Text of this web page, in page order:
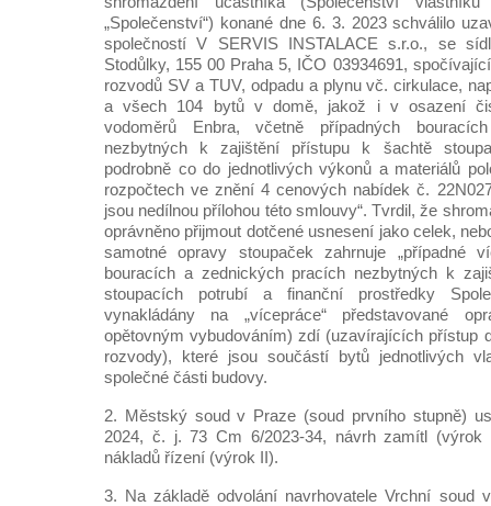
„Společenství“) konané dne 6. 3. 2023 schválilo
společností V SERVIS INSTALACE s.r.o., se
Stodůlky, 155 00 Praha 5, IČO 03934691,
rozvodů SV a TUV, odpadu a plynu vč. cirkulace,
a všech 104 bytů v domě, jakož i v osazení
vodoměrů Enbra, včetně případných
nezbytných k zajištění přístupu k šachtě
podrobně co do jednotlivých výkonů a materiálů
rozpočtech ve znění 4 cenových nabídek č.
jsou nedílnou přílohou této smlouvy“. Tvrdil, že
oprávněno přijmout dotčené usnesení jako celek,
samotné opravy stoupaček zahrnuje „případné
bouracích a zednických pracích nezbytných k
stoupacích potrubí a finanční prostředky
vynakládány na „vícepráce“ představované
opětovným vybudováním) zdí (uzavírajících přístup
rozvody), které jsou součástí bytů jednotlivých
společné části budovy.
2. Městský soud v Praze (soud prvního stupně)
2024, č. j. 73 Cm 6/2023-34, návrh zamítl
nákladů řízení (výrok II).
3. Na základě odvolání navrhovatele Vrchní soud